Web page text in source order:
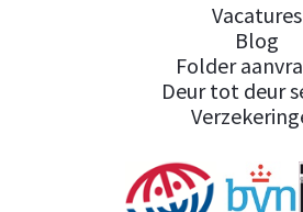
Vacatures
Blog
Folder
Deur tot deur